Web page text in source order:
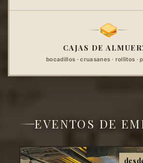
CAJAS DE
bocadillos · cruasanes · rollitos ·
EVENTOS DE